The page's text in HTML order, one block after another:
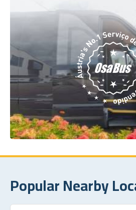
Popular Nearby